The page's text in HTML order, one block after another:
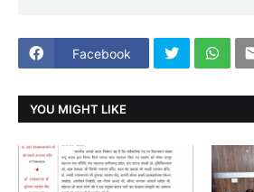
Facebook
YOU MIGHT LIKE